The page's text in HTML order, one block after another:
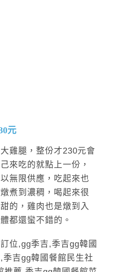
元
雞腿，整份才230元會
來吃的就點上一份，
無限供應，吃起來也
煮到濃稠，喝起來很
的，雞肉也是燉到入
都還蠻不錯的。